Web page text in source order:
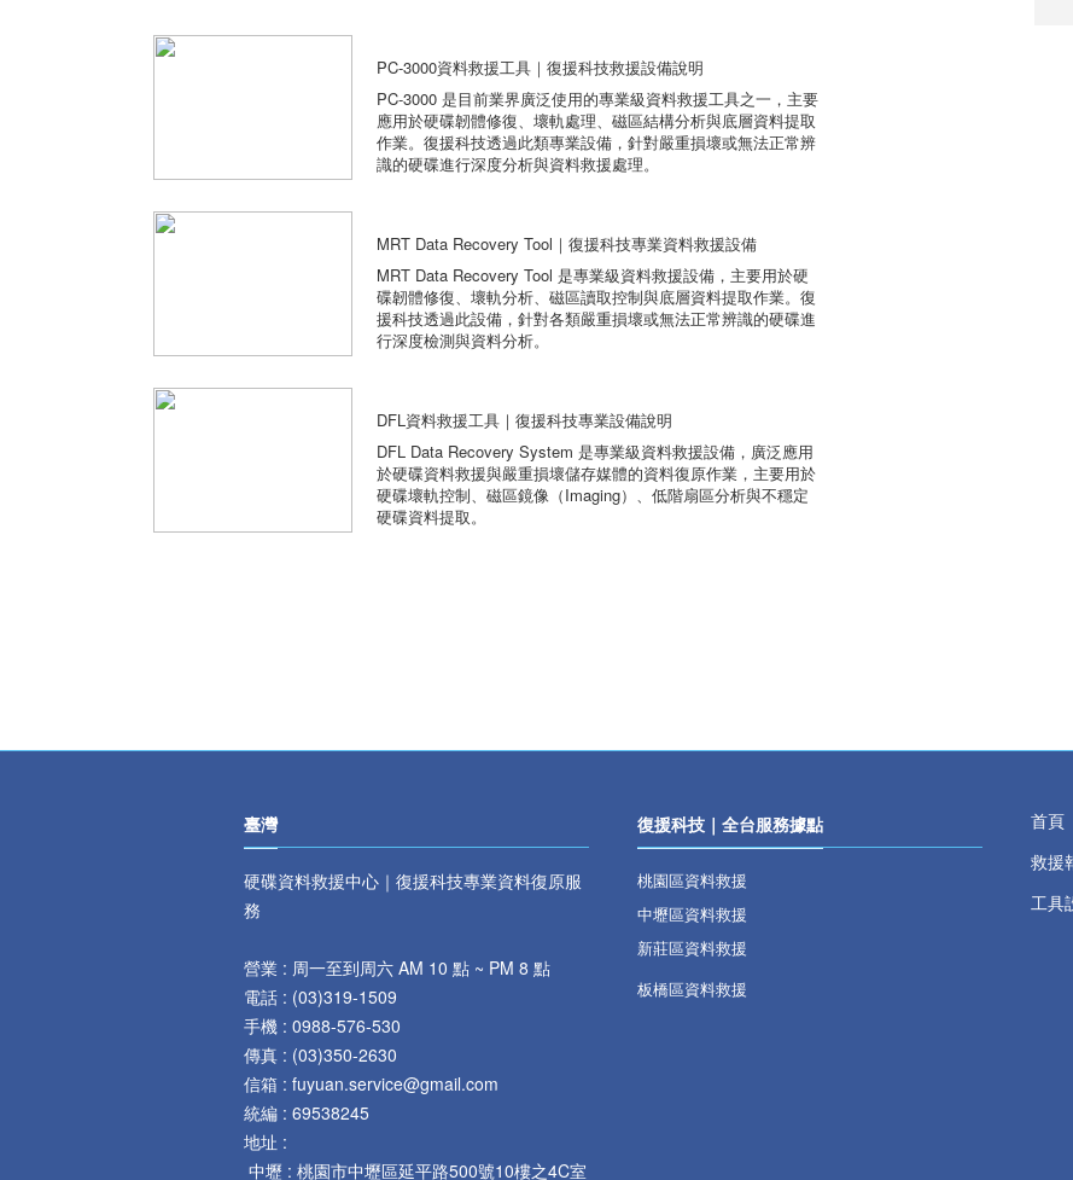
PC-3000資料救援工具｜復援科技救援設備說明
PC-3000 是目前業界廣泛使用的專業級資料救援工具之一，主要
應用於硬碟韌體修復、壞軌處理、磁區結構分析與底層資料提取
作業。復援科技透過此類專業設備，針對嚴重損壞或無法正常辨
識的硬碟進行深度分析與資料救援處理。
MRT Data Recovery Tool｜復援科技專業資料救援設備
MRT Data Recovery Tool 是專業級資料救援設備，主要用於硬
碟韌體修復、壞軌分析、磁區讀取控制與底層資料提取作業。復
援科技透過此設備，針對各類嚴重損壞或無法正常辨識的硬碟進
行深度檢測與資料分析。
DFL資料救援工具｜復援科技專業設備說明
DFL Data Recovery System 是專業級資料救援設備，廣泛應用
於硬碟資料救援與嚴重損壞儲存媒體的資料復原作業，主要用於
硬碟壞軌控制、磁區鏡像（Imaging）、低階扇區分析與不穩定
硬碟資料提取。
臺灣
硬碟資料救援中心｜復援科技專業資料復原服
務
營業 : 周一至到周六 AM 10 點 ~ PM 8 點
電話 : (03)319-1509
手機 : 0988-576-530
傳真 : (03)350-2630
信箱 : fuyuan.service@gmail.com
統編 : 69538245
地址 :
中壢 : 桃園市中壢區延平路500號10樓之4C室
復援科技｜全台服務據點
桃園區資料救援
中壢區資料救援
新莊區資料救援
板橋區資料救援
首頁
救援
工具